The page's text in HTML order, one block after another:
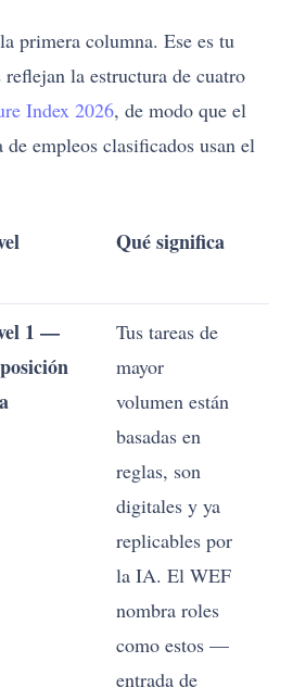
primera columna. Ese es tu
la estructura de cuatro
Index 2026, de modo que el
empleos clasificados usan el
Qué significa
1 —
Tus tareas de
mayor
volumen están
basadas en
reglas, son
digitales y ya
replicables por
la IA. El WEF
nombra roles
como estos —
entrada de